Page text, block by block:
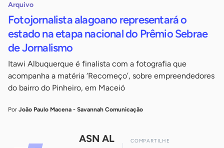
Arquivo
Fotojornalista alagoano representará o
estado na etapa nacional do Prêmio Sebrae
de Jornalismo
Itawi Albuquerque é finalista com a fotografia que
acompanha a matéria ‘Recomeço’, sobre empreendedores
do bairro do Pinheiro, em Maceió
Por João Paulo Macena - Savannah Comunicação
ASN AL COMPARTILHE